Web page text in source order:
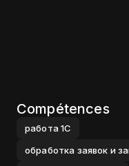
Compétences
работа 1С
обработка заявок и